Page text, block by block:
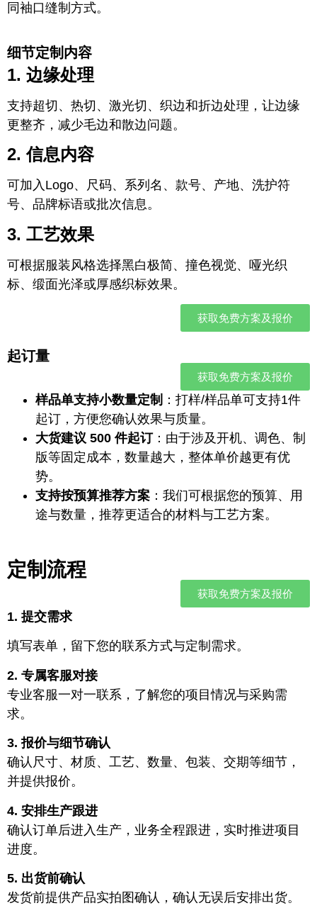
同袖口缝制方式。
细节定制内容
1. 边缘处理
支持超切、热切、激光切、织边和折边处理，让边缘
更整齐，减少毛边和散边问题。
2. 信息内容
可加入Logo、尺码、系列名、款号、产地、洗护符
号、品牌标语或批次信息。
3. 工艺效果
可根据服装风格选择黑白极简、撞色视觉、哑光织
标、缎面光泽或厚感织标效果。
获取免费方案及报价
起订量
获取免费方案及报价
样品单支持小数量定制 ：打样/样品单可支持1件
起订，方便您确认效果与质量。
大货建议 500 件起订：由于涉及开机、调色、制
版等固定成本，数量越大，整体单价越更有优
势。
支持按预算推荐方案 ：我们可根据您的预算、用
途与数量，推荐更适合的材料与工艺方案。
定制流程
获取免费方案及报价
1. 提交需求
填写表单，留下您的联系方式与定制需求。
2. 专属客服对接
专业客服一对一联系，了解您的项目情况与采购需
求。
3. 报价与细节确认
确认尺寸、材质、工艺、数量、包装、交期等细节，
并提供报价。
4. 安排生产跟进
确认订单后进入生产，业务全程跟进，实时推进项目
进度。
5. 出货前确认
发货前提供产品实拍图确认，确认无误后安排出货。